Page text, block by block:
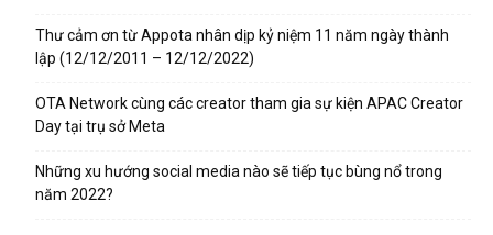
Thư cảm ơn từ Appota nhân dịp kỷ niệm 11 năm ngày thành
lập (12/12/2011 – 12/12/2022)
OTA Network cùng các creator tham gia sự kiện APAC Creator
Day tại trụ sở Meta
Những xu hướng social media nào sẽ tiếp tục bùng nổ trong
năm 2022?